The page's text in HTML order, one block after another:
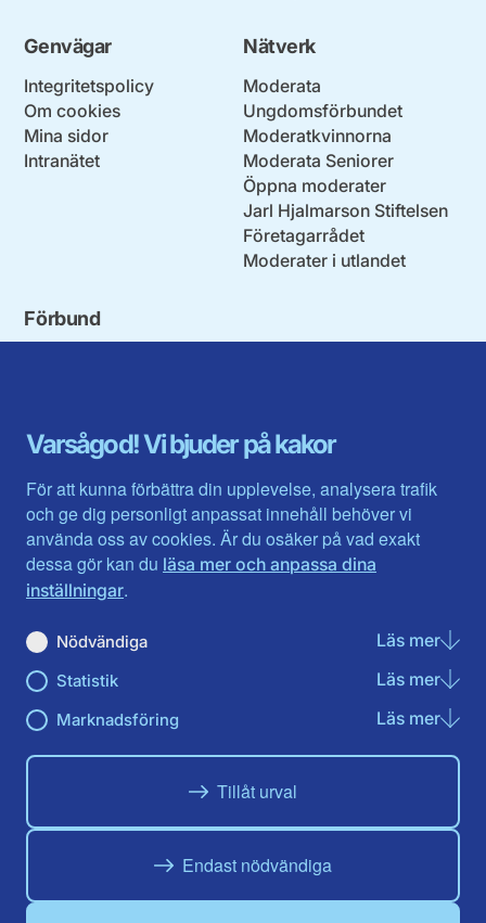
Varsågod! Vi bjuder på kakor
För att kunna förbättra din upplevelse, analysera trafik
och ge dig personligt anpassat innehåll behöver vi
använda oss av cookies. Är du osäker på vad exakt
dessa gör kan du läsa mer och anpassa dina
inställningar.
Nödvändiga Läs merom
Statistik Läs merom
Marknadsföring Läs merom
Tillåt urval
Endast nödvändiga
Genvägar
Integritetspolicy
Om cookies
Mina sidor
Intranätet
Nätverk
Moderata
Ungdomsförbundet
Moderatkvinnorna
Moderata Seniorer
Öppna moderater
Jarl Hjalmarson Stiftelsen
Företagarrådet
Moderater i utlandet
Förbund
Gävleborg
Halland
Jämtlands län
Jönköpings län
Kalmar län
Kronobergs län
Norrbotten
Skåne län
Värmlands län
Västerbotten
Västra Götaland
Västernorrland
Västmanland
Örebro län
Östergötland
Du hittar oss här på sociala medier
Facebook
Instagram